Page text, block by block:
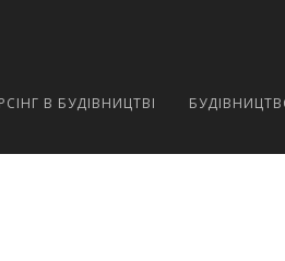
В БУДІВНИЦТВІ